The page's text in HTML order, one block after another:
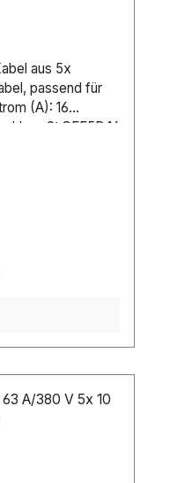
aus 5x
passend für
(A): 16
2: CEE5P 16
6H